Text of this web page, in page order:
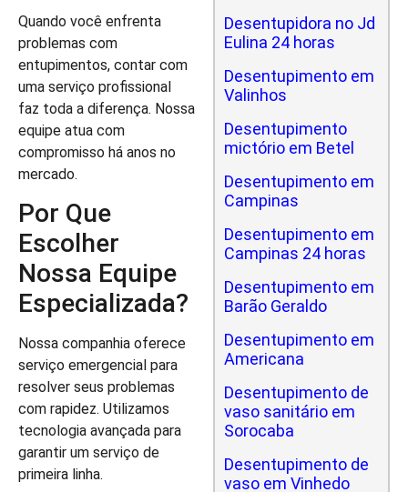
Quando você enfrenta
problemas com
entupimentos, contar com
uma serviço profissional
faz toda a diferença. Nossa
equipe atua com
compromisso há anos no
mercado.
Por Que
Escolher
Nossa Equipe
Especializada?
Nossa companhia oferece
serviço emergencial para
resolver seus problemas
com rapidez. Utilizamos
tecnologia avançada para
garantir um serviço de
primeira linha.
Desentupidora no Jd
Eulina 24 horas
Desentupimento em
Valinhos
Desentupimento
mictório em Betel
Desentupimento em
Campinas
Desentupimento em
Campinas 24 horas
Desentupimento em
Barão Geraldo
Desentupimento em
Americana
Desentupimento de
vaso sanitário em
Sorocaba
Desentupimento de
vaso em Vinhedo